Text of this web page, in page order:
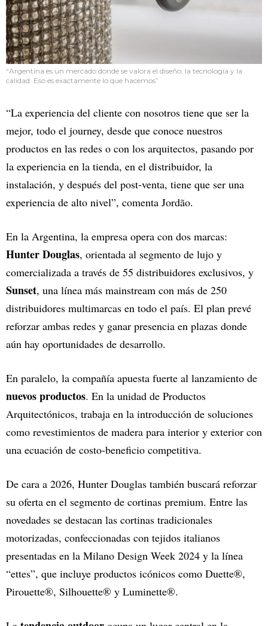
“Argentina es un mercado donde se valora el diseño, la tecnología y la
calidad. Eso es exactamente lo que hacemos”
“La experiencia del cliente con nosotros tiene que ser la
mejor, todo el journey, desde que conoce nuestros
productos en las redes o con los arquitectos, pasando por
la experiencia en la tienda, en el distribuidor, la
instalación, y después del post-venta, tiene que ser una
experiencia de alto nivel”, comenta Jordão.
En la Argentina, la empresa opera con dos marcas:
Hunter Douglas, orientada al segmento de lujo y
comercializada a través de 55 distribuidores exclusivos, y
Sunset, una línea más mainstream con más de 250
distribuidores multimarcas en todo el país. El plan prevé
reforzar ambas redes y ganar presencia en plazas donde
aún hay oportunidades de desarrollo.
En paralelo, la compañía apuesta fuerte al lanzamiento de
nuevos productos. En la unidad de Productos
Arquitectónicos, trabaja en la introducción de soluciones
como revestimientos de madera para interior y exterior con
una ecuación de costo-beneficio competitiva.
De cara a 2026, Hunter Douglas también buscará reforzar
su oferta en el segmento de cortinas premium. Entre las
novedades se destacan las cortinas tradicionales
motorizadas, confeccionadas con tejidos italianos
presentadas en la Milano Design Week 2024 y la línea
“ettes”, que incluye productos icónicos como Duette®,
Pirouette®, Silhouette® y Luminette®.